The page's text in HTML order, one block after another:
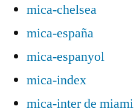
mica-chelsea
mica-españa
mica-espanyol
mica-index
mica-inter de miami